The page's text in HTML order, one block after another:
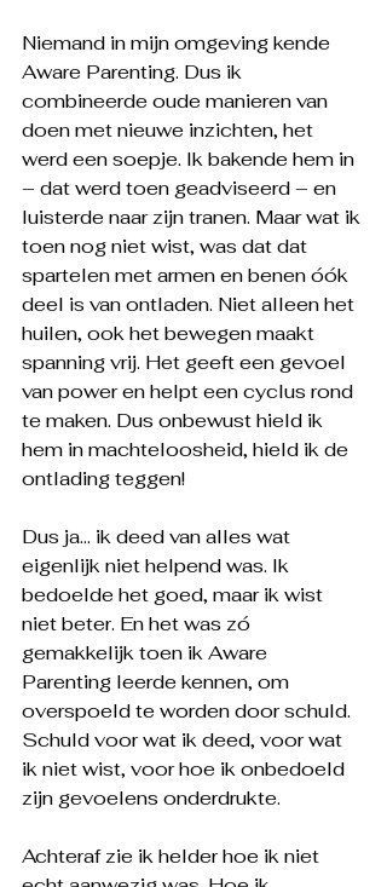
Niemand in mijn omgeving kende
Aware Parenting. Dus ik
combineerde oude manieren van
doen met nieuwe inzichten, het
werd een soepje. Ik bakende hem in
– dat werd toen geadviseerd – en
luisterde naar zijn tranen. Maar wat ik
toen nog niet wist, was dat dat
spartelen met armen en benen óók
deel is van ontladen. Niet alleen het
huilen, ook het bewegen maakt
spanning vrij. Het geeft een gevoel
van power en helpt een cyclus rond
te maken. Dus onbewust hield ik
hem in machteloosheid, hield ik de
ontlading teggen!
Dus ja… ik deed van alles wat
eigenlijk niet helpend was. Ik
bedoelde het goed, maar ik wist
niet beter. En het was zó
gemakkelijk toen ik Aware
Parenting leerde kennen, om
overspoeld te worden door schuld.
Schuld voor wat ik deed, voor wat
ik niet wist, voor hoe ik onbedoeld
zijn gevoelens onderdrukte.
Achteraf zie ik helder hoe ik niet